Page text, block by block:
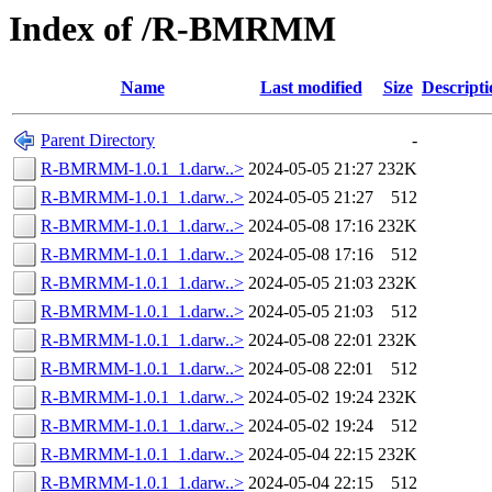
Index of /R-BMRMM
Name Last modified Size
Parent Directory
-
R-BMRMM-1.0.1_1.darw..> 2024-05-05 21:27 232K
R-BMRMM-1.0.1_1.darw..> 2024-05-05 21:27
512
R-BMRMM-1.0.1_1.darw..> 2024-05-08 17:16 232K
R-BMRMM-1.0.1_1.darw..> 2024-05-08 17:16
512
R-BMRMM-1.0.1_1.darw..> 2024-05-05 21:03 232K
R-BMRMM-1.0.1_1.darw..> 2024-05-05 21:03
512
R-BMRMM-1.0.1_1.darw..> 2024-05-08 22:01 232K
R-BMRMM-1.0.1_1.darw..> 2024-05-08 22:01
512
R-BMRMM-1.0.1_1.darw..> 2024-05-02 19:24 232K
R-BMRMM-1.0.1_1.darw..> 2024-05-02 19:24
512
R-BMRMM-1.0.1_1.darw..> 2024-05-04 22:15 232K
R-BMRMM-1.0.1_1.darw..> 2024-05-04 22:15 512